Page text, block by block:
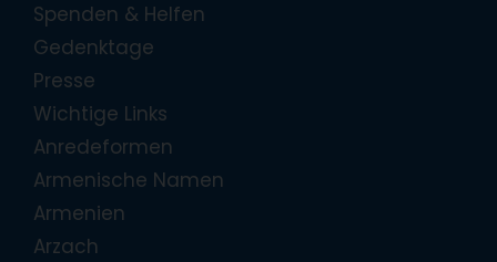
Spenden & Helfen
Gedenktage
Presse
Wichtige Links
Anredeformen
Armenische Namen
Armenien
Arzach